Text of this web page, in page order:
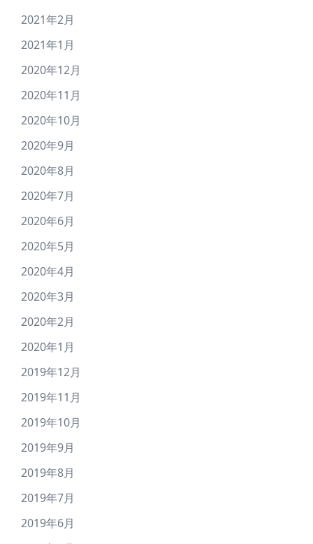
2021年2月
2021年1月
2020年12月
2020年11月
2020年10月
2020年9月
2020年8月
2020年7月
2020年6月
2020年5月
2020年4月
2020年3月
2020年2月
2020年1月
2019年12月
2019年11月
2019年10月
2019年9月
2019年8月
2019年7月
2019年6月